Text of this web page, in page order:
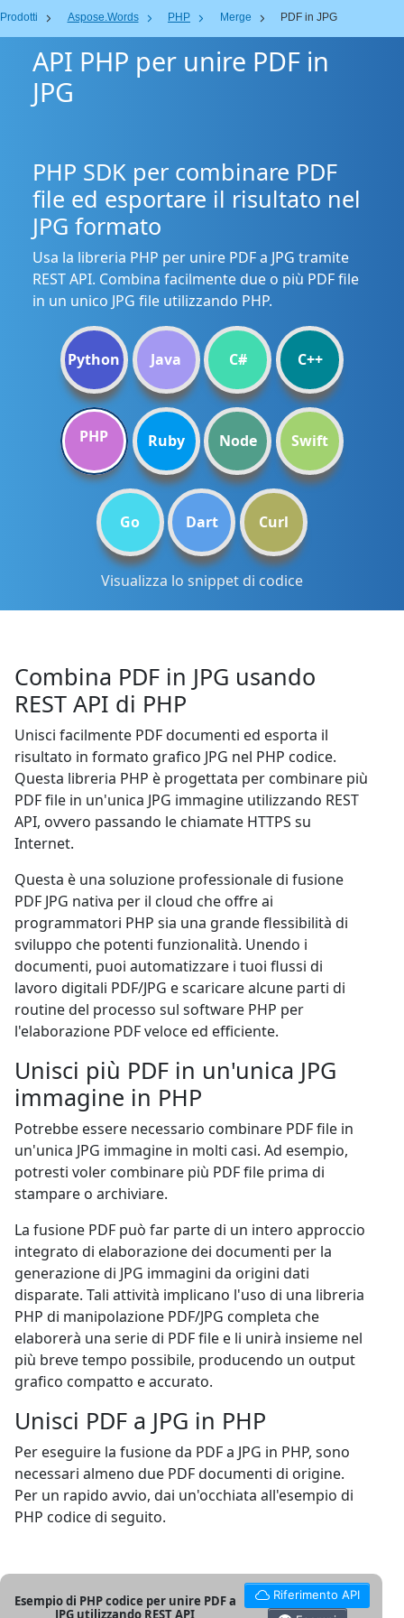
Prodotti Aspose.Words PHP Merge PDF in JPG
API PHP per unire PDF in
JPG
PHP SDK per combinare PDF
file ed esportare il risultato nel
JPG formato
Usa la libreria PHP per unire PDF a JPG tramite
REST API. Combina facilmente due o più PDF file
in un unico JPG file utilizzando PHP.
Python Java C# C++
PHP Ruby Node Swift
Go Dart Curl
Visualizza lo snippet di codice
Combina PDF in JPG usando
REST API di PHP
Unisci facilmente PDF documenti ed esporta il
risultato in formato grafico JPG nel PHP codice.
Questa libreria PHP è progettata per combinare più
PDF file in un'unica JPG immagine utilizzando REST
API, ovvero passando le chiamate HTTPS su
Internet.
Questa è una soluzione professionale di fusione
PDF JPG nativa per il cloud che offre ai
programmatori PHP sia una grande flessibilità di
sviluppo che potenti funzionalità. Unendo i
documenti, puoi automatizzare i tuoi flussi di
lavoro digitali PDF/JPG e scaricare alcune parti di
routine del processo sul software PHP per
l'elaborazione PDF veloce ed efficiente.
Unisci più PDF in un'unica JPG
immagine in PHP
Potrebbe essere necessario combinare PDF file in
un'unica JPG immagine in molti casi. Ad esempio,
potresti voler combinare più PDF file prima di
stampare o archiviare.
La fusione PDF può far parte di un intero approccio
integrato di elaborazione dei documenti per la
generazione di JPG immagini da origini dati
disparate. Tali attività implicano l'uso di una libreria
PHP di manipolazione PDF/JPG completa che
elaborerà una serie di PDF file e li unirà insieme nel
più breve tempo possibile, producendo un output
grafico compatto e accurato.
Unisci PDF a JPG in PHP
Per eseguire la fusione da PDF a JPG in PHP, sono
necessari almeno due PDF documenti di origine.
Per un rapido avvio, dai un'occhiata all'esempio di
PHP codice di seguito.
Esempio di PHP codice per unire PDF a
Riferimento API